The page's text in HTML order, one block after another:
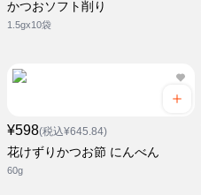
かつおソフト削り
1.5gx10袋
¥598(税込¥645.84)
花けずりかつお節 にんべん
60g